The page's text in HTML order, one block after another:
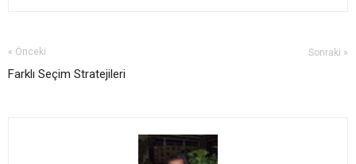
« Önceki
Farklı Seçim Stratejileri
Sonraki »